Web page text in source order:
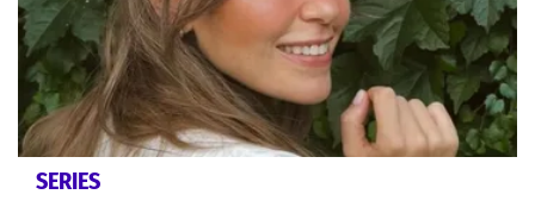
SERIES